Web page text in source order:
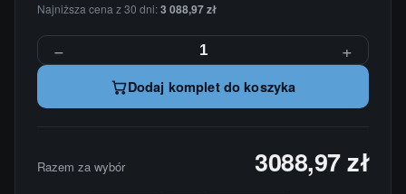
Najniższa cena z 30 dni:3 088,97 zł
− +
Dodaj komplet do koszyka
Razem za wybór 3088,97 zł